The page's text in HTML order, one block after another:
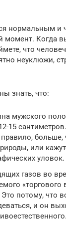
нормальным и
момент. Когда
что
неуклюжи,
знать, что:
мужского
15
или
уловок.
газов во
«торгового
потому, что
и он